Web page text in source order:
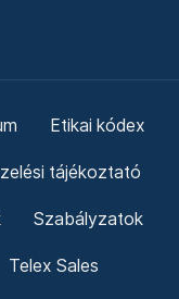
Etikai kódex
tájékoztató
Szabályzatok
Telex Sales